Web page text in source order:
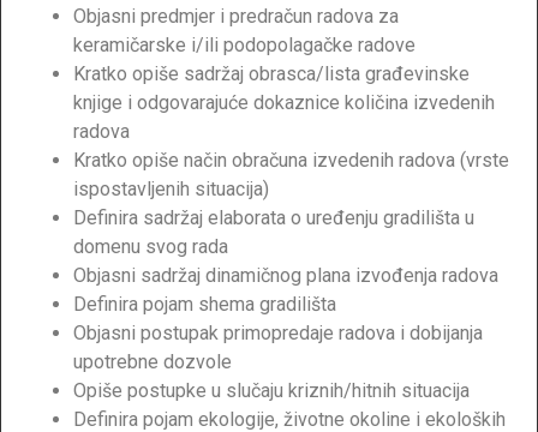
Objasni predmjer i predračun radova za
keramičarske i/ili podopolagačke radove
Kratko opiše sadržaj obrasca/lista građevinske
knjige i odgovarajuće dokaznice količina izvedenih
radova
Kratko opiše način obračuna izvedenih radova (vrste
ispostavljenih situacija)
Definira sadržaj elaborata o uređenju gradilišta u
domenu svog rada
Objasni sadržaj dinamičnog plana izvođenja radova
Definira pojam shema gradilišta
Objasni postupak primopredaje radova i dobijanja
upotrebne dozvole
Opiše postupke u slučaju kriznih/hitnih situacija
Definira pojam ekologije, životne okoline i ekoloških